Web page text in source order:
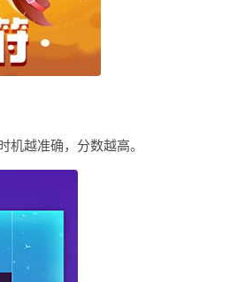
机越准确，分数越高。